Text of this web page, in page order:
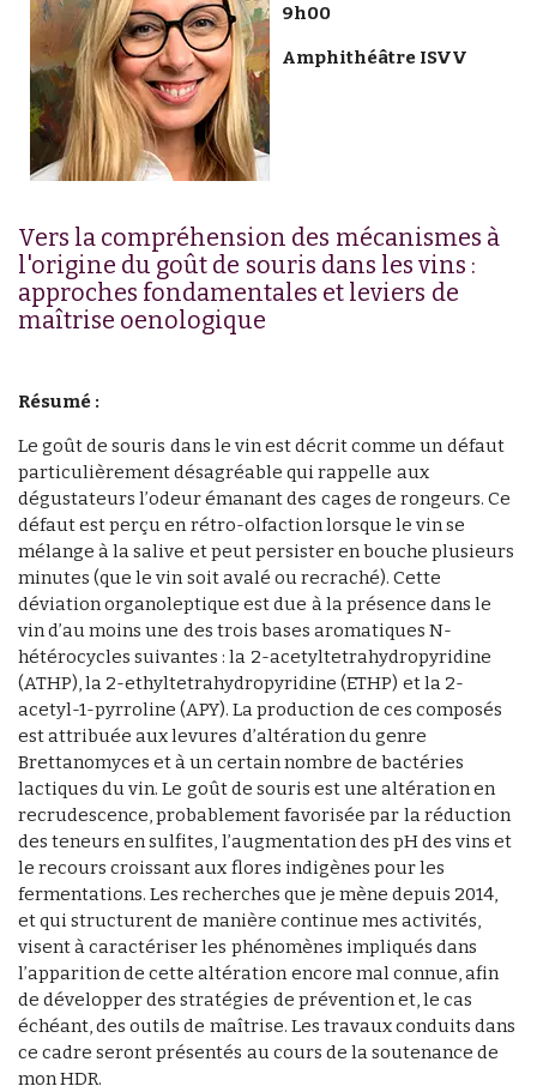
9h00
Amphithéâtre ISVV
Vers la compréhension des mécanismes à
l'origine du goût de souris dans les vins :
approches fondamentales et leviers de
maîtrise oenologique
Résumé :
Le goût de souris dans le vin est décrit comme un défaut
particulièrement désagréable qui rappelle aux
dégustateurs l’odeur émanant des cages de rongeurs. Ce
défaut est perçu en rétro-olfaction lorsque le vin se
mélange à la salive et peut persister en bouche plusieurs
minutes (que le vin soit avalé ou recraché). Cette
déviation organoleptique est due à la présence dans le
vin d’au moins une des trois bases aromatiques N-
hétérocycles suivantes : la 2-acetyltetrahydropyridine
(ATHP), la 2-ethyltetrahydropyridine (ETHP) et la 2-
acetyl-1-pyrroline (APY). La production de ces composés
est attribuée aux levures d’altération du genre
Brettanomyces et à un certain nombre de bactéries
lactiques du vin. Le goût de souris est une altération en
recrudescence, probablement favorisée par la réduction
des teneurs en sulfites, l’augmentation des pH des vins et
le recours croissant aux flores indigènes pour les
fermentations. Les recherches que je mène depuis 2014,
et qui structurent de manière continue mes activités,
visent à caractériser les phénomènes impliqués dans
l’apparition de cette altération encore mal connue, afin
de développer des stratégies de prévention et, le cas
échéant, des outils de maîtrise. Les travaux conduits dans
ce cadre seront présentés au cours de la soutenance de
mon HDR.